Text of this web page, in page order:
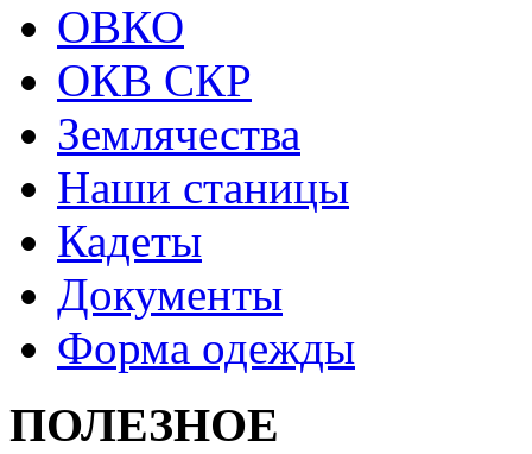
ОВКО
ОКВ СКР
Землячества
Наши станицы
Кадеты
Документы
Форма одежды
ПОЛЕЗНОЕ